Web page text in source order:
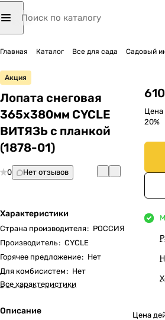
Главная Каталог Все для сада Садовый
Акция
Лопата снеговая
365х380мм CYCLE
ВИТЯЗЬ с планкой
(1878-01)
0 Нет отзывов
Характеристики
Страна производителя: РОССИЯ
Производитель: CYCLE
Горячее предложение: Нет
Для комбисистем: Нет
Все характеристики
Описание
Цена
20%
Цена